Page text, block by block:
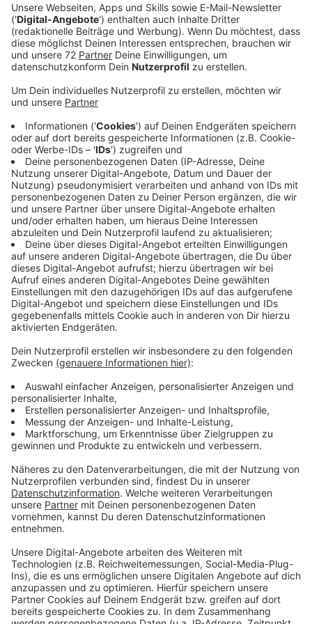
Ein Promi, keine Fragen und fünf
Gegenstände
Anzeige
Wenn ein Popstar, Comedian, Schauspieler oder
Politiker bei uns zu Besuch ist, stellt er sich auch dem
besonderen Video-Interview „Fünf für". Dabei wird
keine einzige Frage gestellt, sondern dem Gast
einfach fünf Dinge in die Hand gedrückt, zu denen er
das erzählt, was ihm als Erstes einfällt. Keine
Standardantworten, keine Promotionaussagen -
sondern ganz persönliche Geschichten - das ist „Fünf
für"!
Anzeige
Wir benötigen Ihre
Zustimmung, um den YouTube
Video-Service zu laden!
Wir verwenden einen Service eines
Drittanbieters, um Videoinhalte
einzubetten. Dieser Service kann
sammeln. Bitte lesen Sie die
Details durch und stimmen Sie der
Nutzung des Service zu, um dieses
Mehr Informationen
Akzeptieren
powered byUsercentrics Consent
Fünf für JP Cooper
Anzeige